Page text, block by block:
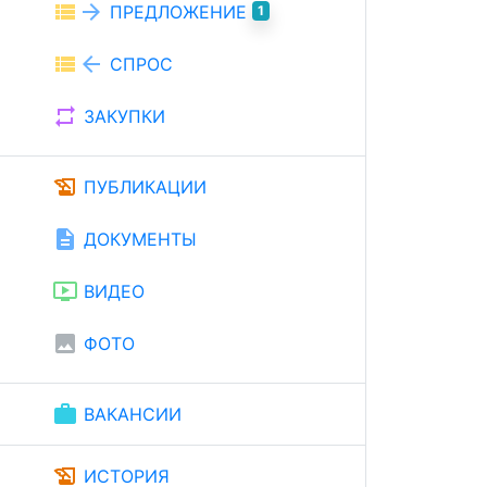
view_list arrow_forward ПРЕДЛОЖЕНИЕ 1
view_list arrow_back СПРОС
repeat ЗАКУПКИ
history_edu ПУБЛИКАЦИИ
description ДОКУМЕНТЫ
ondemand_video ВИДЕО
image ФОТО
work ВАКАНСИИ
history_edu ИСТОРИЯ